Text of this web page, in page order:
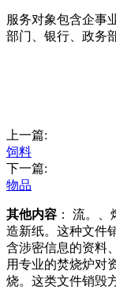
服务对象包含企事
部门、银行、政务
上一篇:
饲料
下一篇:
物品
其他内容 ： 流。
造新纸。这种文件
含涉密信息的资料
用专业的焚烧炉对
烧。这类文件销毁